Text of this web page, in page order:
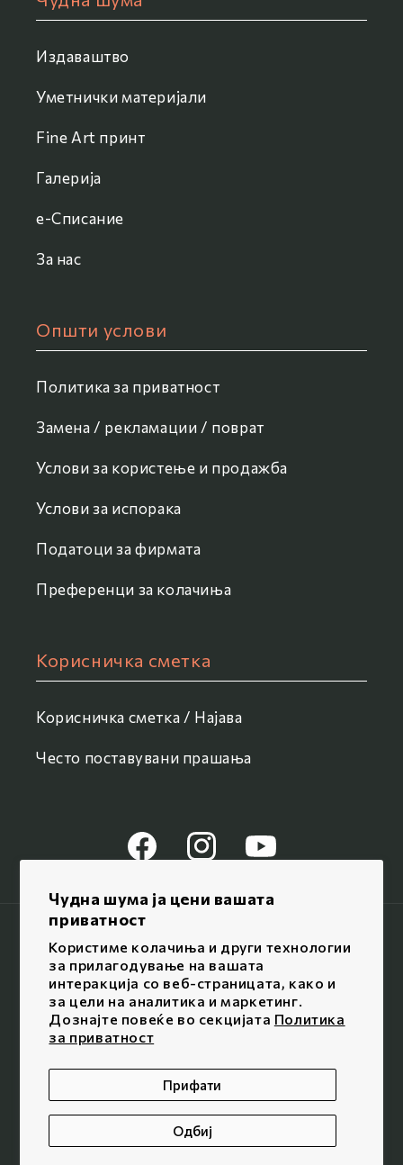
Чудна шума ја цени вашата
приватност
Користиме колачиња и други технологии
за прилагодување на вашата
интеракција со веб-страницата, како и
за цели на аналитика и маркетинг.
Дознајте повеќе во секцијата Политика
за приватност
Прифати
Одбиј
Издаваштво
Уметнички материјали
Fine Art принт
Галерија
e-Списание
За нас
Општи услови
Политика за приватност
Замена / рекламации / поврат
Услови за користење и продажба
Услови за испорака
Податоци за фирмата
Преференци за колачиња
Корисничка сметка
Корисничка сметка / Најава
Често поставувани прашања
FacebookInstagramYouTube
Македонски
Начини
плаќање